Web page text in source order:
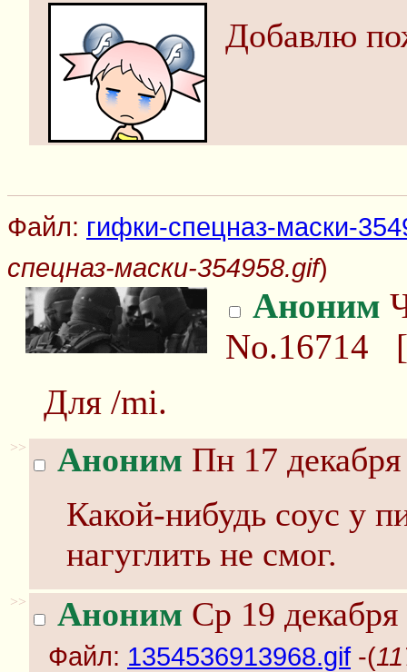
Добавлю
Файл: гифки-спецназ-маски-
спецназ-маски-354958.gif)
Аноним
No.16714 [
Для /mi.
>> Аноним Пн 17
Какой-нибудь соус у
нагуглить не смог.
>> Аноним Ср 19
Файл: 1354536913968.gif -(